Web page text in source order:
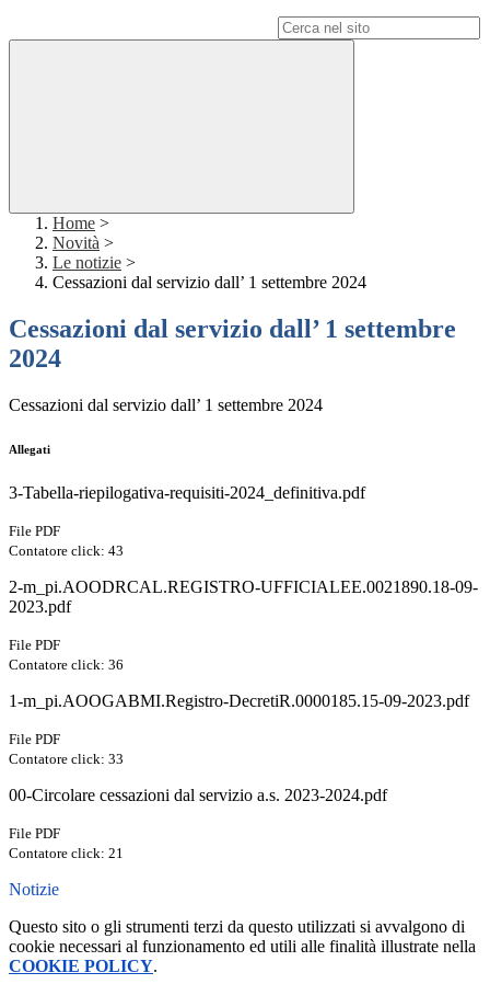
Home >
Novità >
Le notizie >
Cessazioni dal servizio dall’ 1 settembre 2024
Cessazioni dal servizio dall’ 1 settembre
2024
Cessazioni dal servizio dall’ 1 settembre 2024
Allegati
3-Tabella-riepilogativa-requisiti-2024_definitiva.pdf
File PDF
Contatore click: 43
2-m_pi.AOODRCAL.REGISTRO-UFFICIALEE.0021890.18-09-
2023.pdf
File PDF
Contatore click: 36
1-m_pi.AOOGABMI.Registro-DecretiR.0000185.15-09-2023.pdf
File PDF
Contatore click: 33
00-Circolare cessazioni dal servizio a.s. 2023-2024.pdf
File PDF
Contatore click: 21
Notizie
Questo sito o gli strumenti terzi da questo utilizzati si avvalgono di
cookie necessari al funzionamento ed utili alle finalità illustrate nella
COOKIE POLICY.